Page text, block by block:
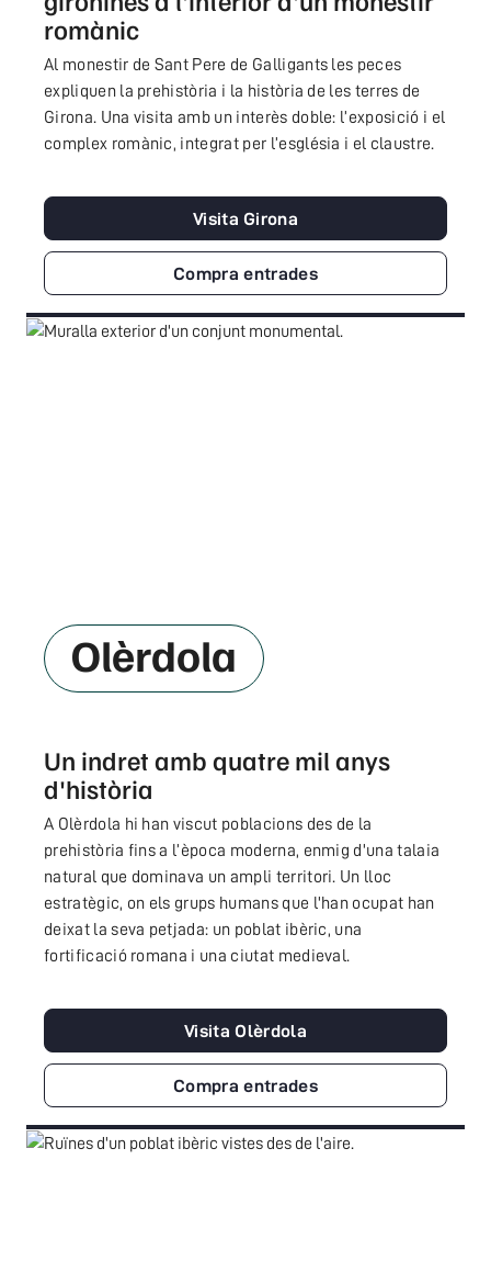
romànic
Al monestir de Sant Pere de Galligants les peces
expliquen la prehistòria i la història de les terres de
Girona. Una visita amb un interès doble: l’exposició i el
complex romànic, integrat per l’església i el claustre.
Visita Girona
Compra entrades
Olèrdola
Un indret amb quatre mil anys
d'història
A Olèrdola hi han viscut poblacions des de la
prehistòria fins a l’època moderna, enmig d'una talaia
natural que dominava un ampli territori. Un lloc
estratègic, on els grups humans que l'han ocupat han
deixat la seva petjada: un poblat ibèric, una
fortificació romana i una ciutat medieval.
Visita Olèrdola
Compra entrades